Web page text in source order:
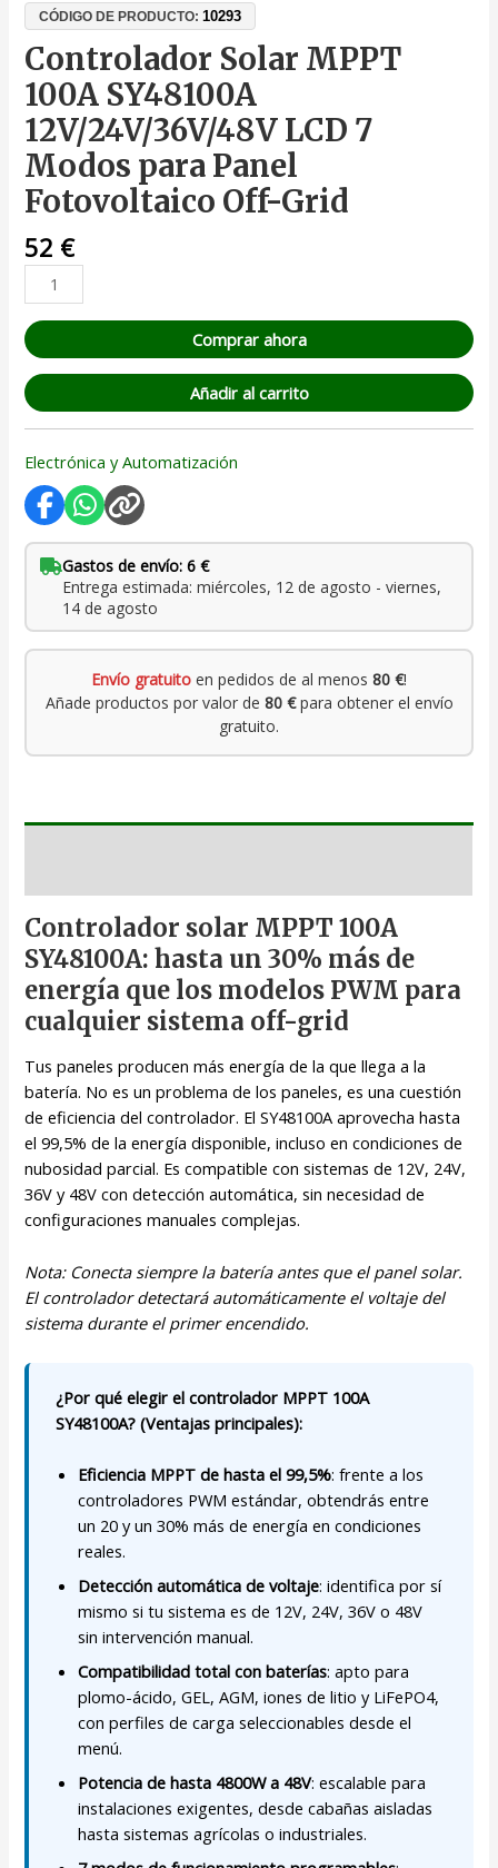
CÓDIGO DE PRODUCTO:10293
Controlador Solar MPPT
100A SY48100A
12V/24V/36V/48V LCD 7
Modos para Panel
Fotovoltaico Off-Grid
52 €
Comprar ahora
Añadir al carrito
Electrónica y Automatización
Gastos de envío: 6 €
Entrega estimada: miércoles, 12 de agosto - viernes,
14 de agosto
Envío gratuito en pedidos de al menos 80 €!
Añade productos por valor de 80 €para obtener el envío
gratuito.
Controlador solar MPPT 100A
SY48100A: hasta un 30% más de
energía que los modelos PWM para
cualquier sistema off-grid
Tus paneles producen más energía de la que llega a la
batería. No es un problema de los paneles, es una cuestión
de eficiencia del controlador. El SY48100A aprovecha hasta
el 99,5% de la energía disponible, incluso en condiciones de
nubosidad parcial. Es compatible con sistemas de 12V, 24V,
36V y 48V con detección automática, sin necesidad de
configuraciones manuales complejas.
Nota: Conecta siempre la batería antes que el panel solar.
El controlador detectará automáticamente el voltaje del
sistema durante el primer encendido.
¿Por qué elegir el controlador MPPT 100A
SY48100A? (Ventajas principales):
Eficiencia MPPT de hasta el 99,5%: frente a los
controladores PWM estándar, obtendrás entre
un 20 y un 30% más de energía en condiciones
reales.
Detección automática de voltaje: identifica por sí
mismo si tu sistema es de 12V, 24V, 36V o 48V
sin intervención manual.
Compatibilidad total con baterías: apto para
plomo-ácido, GEL, AGM, iones de litio y LiFePO4,
con perfiles de carga seleccionables desde el
menú.
Potencia de hasta 4800W a 48V: escalable para
instalaciones exigentes, desde cabañas aisladas
hasta sistemas agrícolas o industriales.